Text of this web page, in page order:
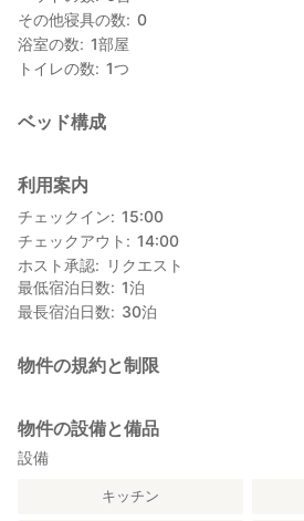
その他寝具の数
0
浴室の数
1部屋
トイレの数
1つ
ベッド構成
利用案内
チェックイン
15:00
チェックアウト
14:00
ホスト承認
リクエスト
最低宿泊日数
1泊
最長宿泊日数
30泊
物件の規約と制限
物件の設備と備品
設備
キッチン